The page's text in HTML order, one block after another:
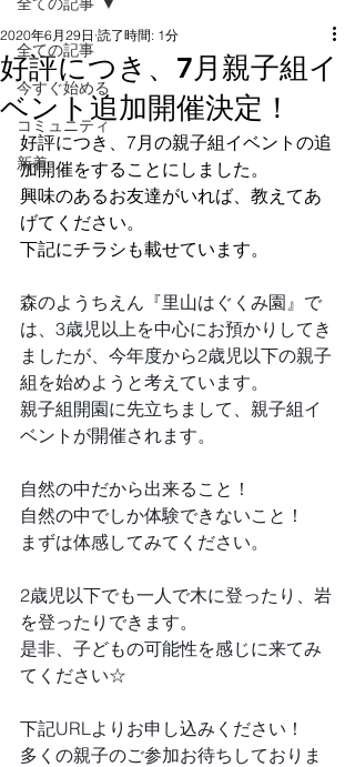
全ての記事
今すぐ始める
コミュニティ
新着
好評につき、7月親子組イ
ベント追加開催決定！
2020年6月29日 読了時間: 1分
好評につき、7月の親子組イベントの追
加開催をすることにしました。
興味のあるお友達がいれば、教えてあ
げてください。
下記にチラシも載せています。
森のようちえん『里山はぐくみ園』で
は、3歳児以上を中心にお預かりしてき
ましたが、今年度から2歳児以下の親子
組を始めようと考えています。
親子組開園に先立ちまして、親子組イ
ベントが開催されます。
自然の中だから出来ること！
自然の中でしか体験できないこと！
まずは体感してみてください。
2歳児以下でも一人で木に登ったり、岩
を登ったりできます。
是非、子どもの可能性を感じに来てみ
てください☆
下記URLよりお申し込みください！
多くの親子のご参加お待ちしておりま